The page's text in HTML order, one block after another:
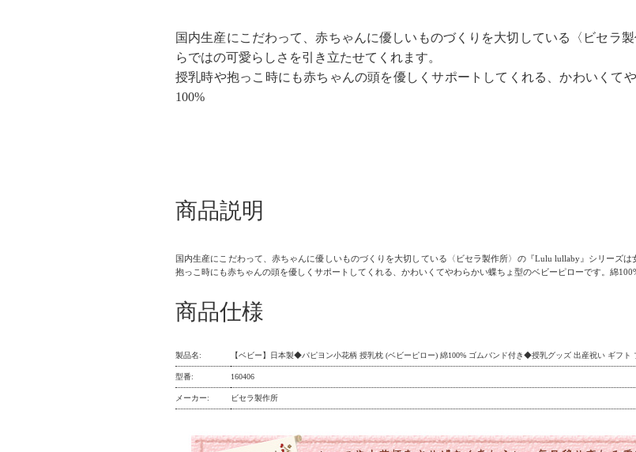
国内生産にこだわって、赤ちゃんに優しいものづくりを大切している〈ビセラ
らではの可愛らしさを引き立たせてくれます。
授乳時や抱っこ時にも赤ちゃんの頭を優しくサポートしてくれる、かわいくて
100%
商品説明
国内生産にこだわって、赤ちゃんに優しいものづくりを大切している〈ビセラ製作所〉の『Lulu lullaby』シリーズ
抱っこ時にも赤ちゃんの頭を優しくサポートしてくれる、かわいくてやわらかい蝶ちょ型のベビーピローです。綿
商品仕様
製品名: 【ベビー】日本製◆パピヨン小花柄 授乳枕 (ベビーピロー) 綿100% ゴムバンド付き◆授乳グッズ 出産祝い ギフト
型番: 160406
メーカー: ビセラ製作所